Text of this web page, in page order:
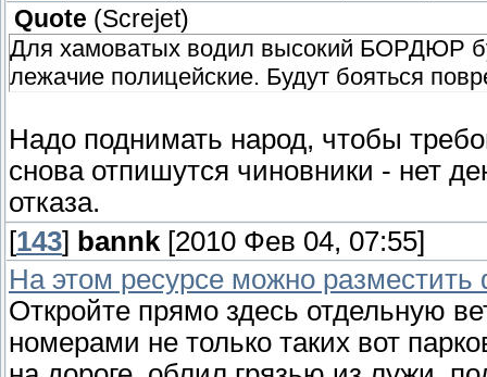
Quote (Screjet)
Для хамоватых водил высокий БОРДЮР
лежачие полицейские. Будут бояться
Надо поднимать народ, чтобы
снова отпишутся чиновники - нет
отказа.
[143] bannk [2010 Фев 04, 07:55]
На этом ресурсе можно
Откройте прямо здесь отдельную
номерами не только таких вот